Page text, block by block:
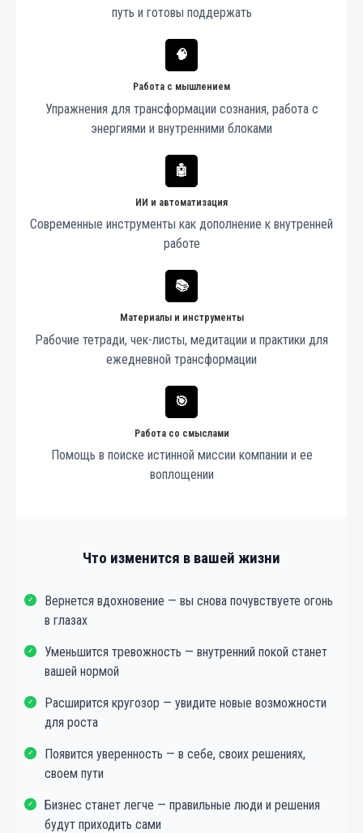
путь и готовы поддержать
🧠
Работа с мышлением
Упражнения для трансформации сознания, работа с
энергиями и внутренними блоками
🤖
ИИ и автоматизация
Современные инструменты как дополнение к внутренней
работе
📚
Материалы и инструменты
Рабочие тетради, чек-листы, медитации и практики для
ежедневной трансформации
🎯
Работа со смыслами
Помощь в поиске истинной миссии компании и ее
воплощении
Что изменится в вашей жизни
✓
Вернется вдохновение — вы снова почувствуете огонь
в глазах
✓
Уменьшится тревожность — внутренний покой станет
вашей нормой
✓
Расширится кругозор — увидите новые возможности
для роста
✓
Появится уверенность — в себе, своих решениях,
своем пути
✓
Бизнес станет легче — правильные люди и решения
будут приходить сами